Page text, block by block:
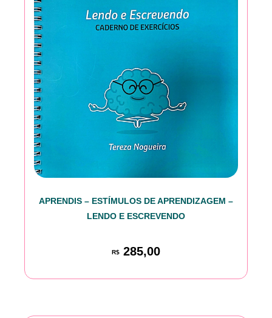
APRENDIS – ESTÍMULOS DE APRENDIZAGEM –
LENDO E ESCREVENDO
R$ 285,00